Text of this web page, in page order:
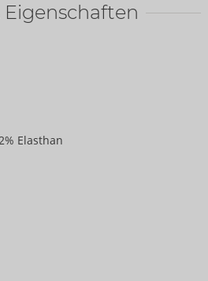
Eigenschaften
Elasthan